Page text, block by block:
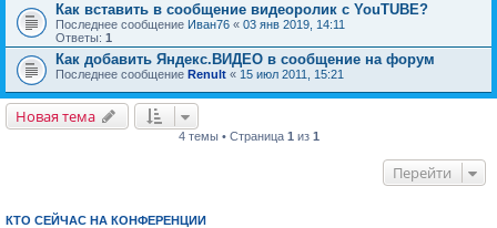
Как вставить в сообщение видеоролик с YouTUBE?
Последнее сообщение Иван76 « 03 янв 2019, 14:11
Ответы: 1
Как добавить Яндекс.ВИДЕО в сообщение на форум
Последнее сообщение Renult « 15 июл 2011, 15:21
Новая тема
4 темы • Страница 1 из 1
Перейти
КТО СЕЙЧАС НА КОНФЕРЕНЦИИ